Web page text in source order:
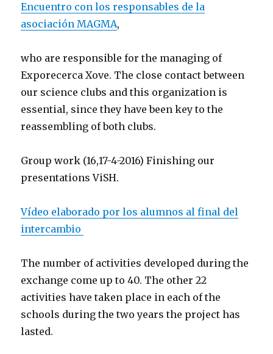
Encuentro con los responsables de la
asociación MAGMA,
who are responsible for the managing of
Exporecerca Xove. The close contact between
our science clubs and this organization is
essential, since they have been key to the
reassembling of both clubs.
Group work (16,17-4-2016) Finishing our
presentations ViSH.
Vídeo elaborado por los alumnos al final del
intercambio
The number of activities developed during the
exchange come up to 40. The other 22
activities have taken place in each of the
schools during the two years the project has
lasted.